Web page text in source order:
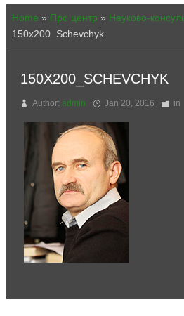
Home » Про центр » Науково-
150x200_Schevchyk
150X200_SCHEVCHYK
Author: admin Jan 20, 2016 in